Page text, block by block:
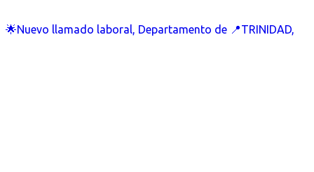
🌟Nuevo llamado laboral, Departamento de 📍TRINIDAD,